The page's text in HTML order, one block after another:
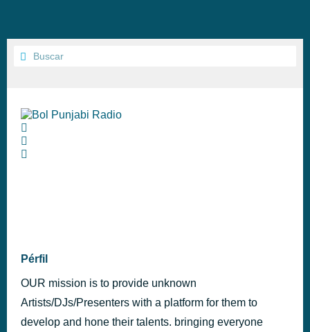
Pérfil
OUR mission is to provide unknown
Artists/DJs/Presenters with a platform for them to
develop and hone their talents. bringing everyone